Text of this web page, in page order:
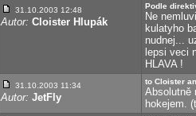
31.10.2003 12:48
Autor: Cloister Hlupák
Podle
Ne
kulatyho
nudnej...
lepsi veci
HLAVA !
31.10.2003 11:34
Autor: JetFly
to Cloister
Absolutně
hokejem.